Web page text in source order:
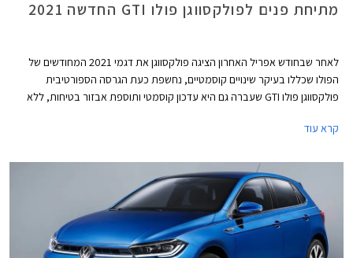
מתיחת פנים לפולקסווגן פולו GTI החדשה 2021
לאחר שבחודש אפריל האחרון הציגה פולקסווגן את דגמי 2021 המחודשים של
הפולו שכללו בעיקר שינויים קוסמטיים, נחשפת כעת הגרסה הספורטיבית
פולקסווגן פולו GTI שעברה גם היא עדכון קוסמטי ותוספת אבזור בטיחות, ללא
קרא עוד